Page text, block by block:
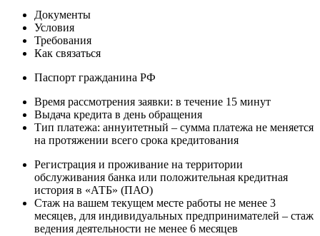
Документы
Условия
Требования
Как связаться
Паспорт гражданина РФ
Время рассмотрения заявки: в течение 15 минут
Выдача кредита в день обращения
Тип платежа: аннуитетный – сумма платежа не меняется
на протяжении всего срока кредитования
Регистрация и проживание на территории
обслуживания банка или положительная кредитная
история в «АТБ» (ПАО)
Стаж на вашем текущем месте работы не менее 3
месяцев, для индивидуальных предпринимателей – стаж
ведения деятельности не менее 6 месяцев